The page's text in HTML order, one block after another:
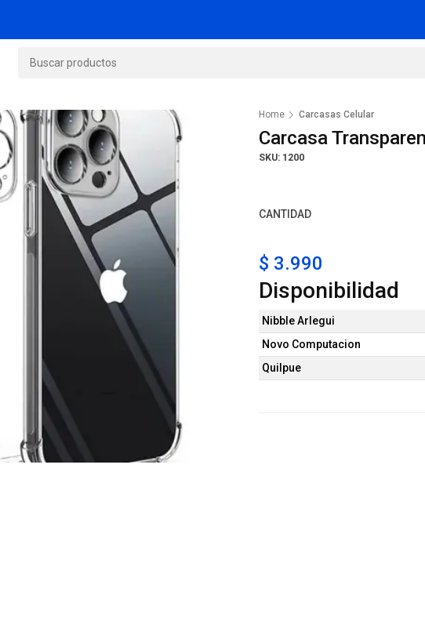
Home Carcasas Celular
Carcasa
SKU: 1200
CANTIDAD
$ 3.990
Disponibilidad
Nibble Arlegui
Novo Computacion
Quilpue